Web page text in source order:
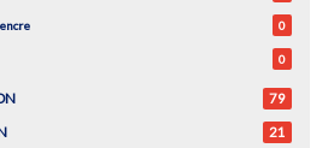
0
0
79
21